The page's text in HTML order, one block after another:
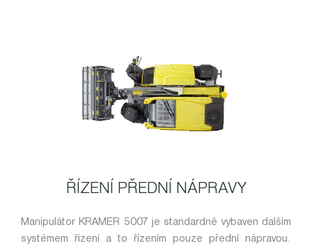
ŘÍZENÍ PŘEDNÍ NÁPRAVY
Manipulátor KRAMER 5007 je standardně vybaven dalším
systémem řízení a to řízením pouze přední nápravou.